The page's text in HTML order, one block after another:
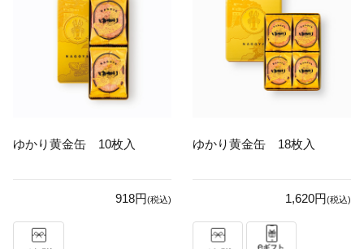
ゆかり黄金缶 10枚入
918円(税込)
ゆかり黄金缶 18枚入
1,620円(税込)